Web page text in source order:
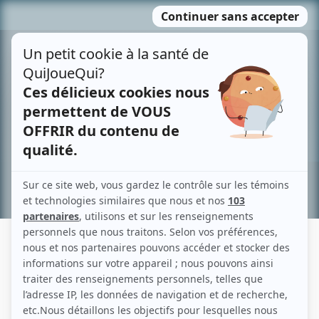
MENU
contenu
Recherche avancée »
RÉMY POIRIER
Liens
Fiche de Rémy Poirier sur Showbizz.net